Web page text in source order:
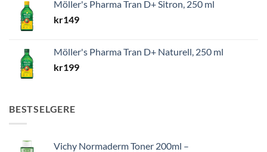
Möller's Pharma Tran D+ Sitron, 250 ml
kr149
Möller's Pharma Tran D+ Naturell, 250 ml
kr199
BESTSELGERE
Vichy Normaderm Toner 200ml –